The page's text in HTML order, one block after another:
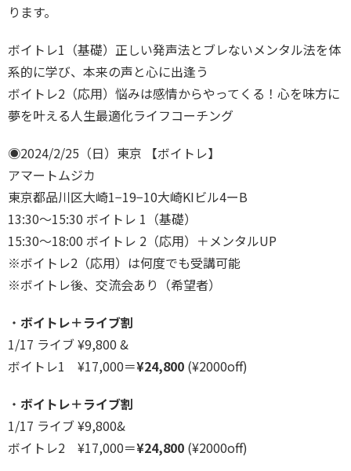
ります。
ボイトレ1（基礎） 正しい発声法とブレないメンタル法を体
系的に学び、 本来の声と心に出逢う
ボイトレ2（応用）悩みは感情からやってくる！ 心を味方に
夢を叶える人生最適化ライフコーチング
◉2024/2/25（日）東京 【ボイトレ】
アマートムジカ
東京都品川区大崎1−19−10大崎KIビル4ーB
13:30〜15:30 ボイトレ 1（基礎）
15:30〜18:00 ボイトレ 2（応用）＋メンタルUP
※ボイトレ2（応用）は何度でも受講可能
※ボイトレ後、交流会あり（希望者）
・ ボイトレ＋ライブ割
1/17 ライブ¥9,800 &
ボイトレ1 ¥17,000＝¥24,800 (¥2000off)
・ ボイトレ＋ライブ割
1/17 ライブ¥9,800&
ボイトレ2 ¥17,000＝¥24,800 (¥2000off)